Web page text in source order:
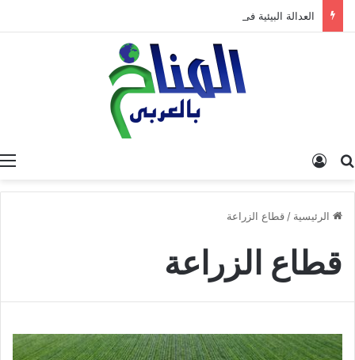
البحث عن
الرئيسية / قطاع الزراعة
قطاع الزراعة